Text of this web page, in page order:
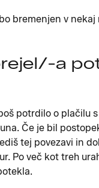
bremenjen v
a
potrdilo o plačilu
Če je bil
tej povezavi in
Po več kot treh